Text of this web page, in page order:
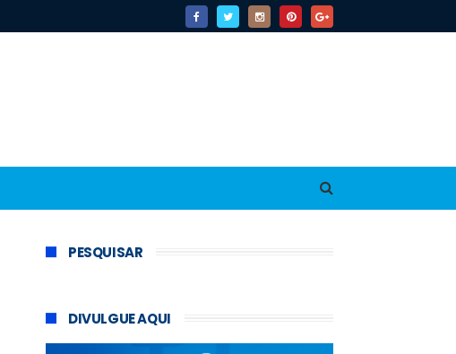
PESQUISAR
DIVULGUE AQUI